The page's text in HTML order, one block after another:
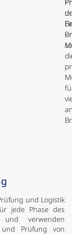
und Logistik
jede Phase des
verwenden
und Prüfung von